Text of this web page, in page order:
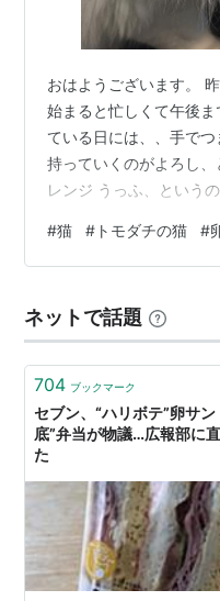
おはようございます。
始まると忙しくて午後
ている日には、、手で
持っていくのがよろし
レンジ うっふ、という
というのをお買い求めに
来、うでうっふ、うっ
いの方、最近猫ちゃん
て ☺️子猫ちゃんを引き
ひとりいるのですけど、
#猫 # トモダチの猫 #
ネットで話題
704 ブックマーク
セブン、“ハリボテ”卵サ
底”弁当が物議…広報部に
た